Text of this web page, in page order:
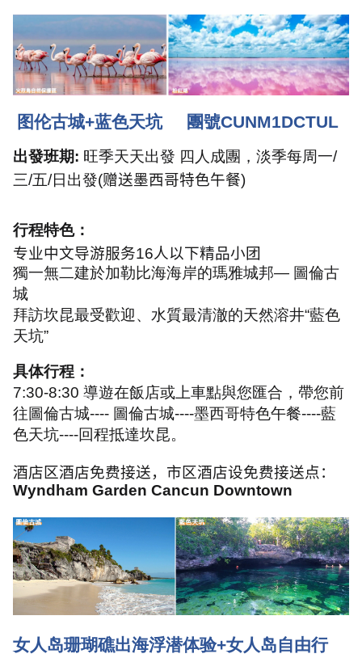
图伦古城+蓝色天坑 團號CUNM1DCTUL
出發班期: 旺季天天出發 四人成團，淡季每周一/
三/五/日出發(赠送墨西哥特色午餐)
行程特色：
专业中文导游服务16人以下精品小团
獨一無二建於加勒比海海岸的瑪雅城邦— 圖倫古
城
拜訪坎昆最受歡迎、水質最清澈的天然溶井“藍色
天坑”
具体行程：
7:30-8:30 導遊在飯店或上車點與您匯合，帶您前
往圖倫古城---- 圖倫古城----墨西哥特色午餐----藍
色天坑----回程抵達坎昆。
酒店区酒店免费接送，市区酒店设免费接送点：
Wyndham Garden Cancun Downtown
女人岛珊瑚礁出海浮潜体验+女人岛自由行